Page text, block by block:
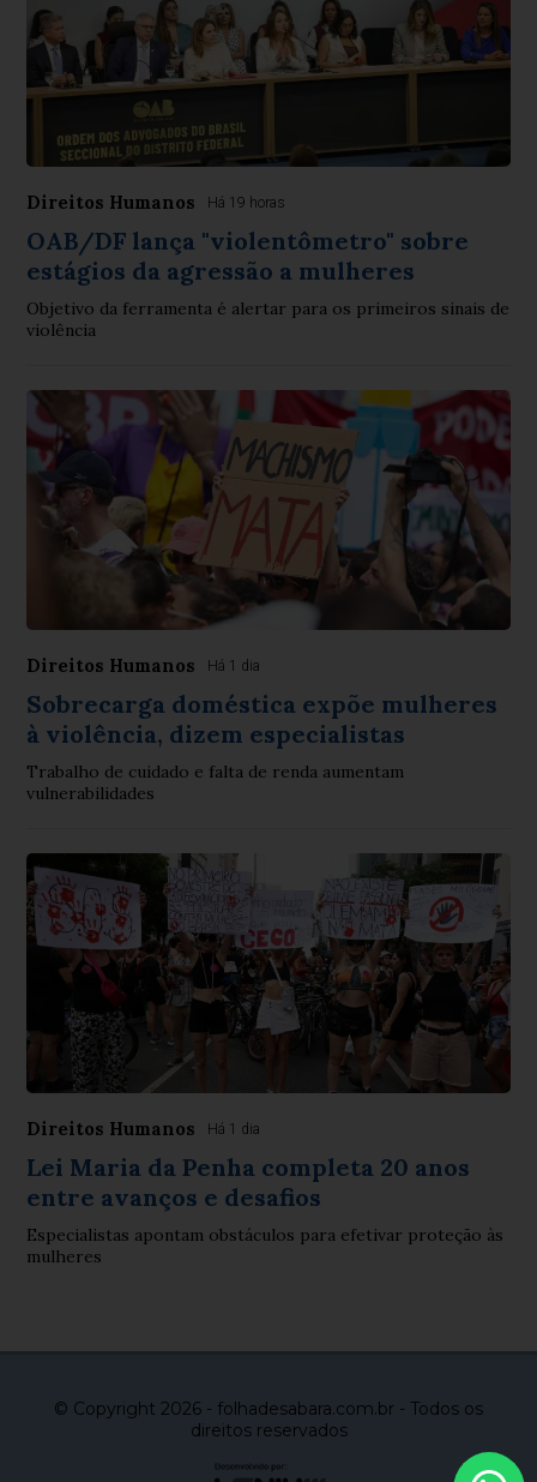
Direitos Humanos Há 19 horas
OAB/DF lança "violentômetro" sobre
estágios da agressão a mulheres
Objetivo da ferramenta é alertar para os primeiros sinais de
violência
Direitos Humanos Há 1 dia
Sobrecarga doméstica expõe mulheres
à violência, dizem especialistas
Trabalho de cuidado e falta de renda aumentam
vulnerabilidades
Direitos Humanos Há 1 dia
Lei Maria da Penha completa 20 anos
entre avanços e desafios
Especialistas apontam obstáculos para efetivar proteção às
mulheres
© Copyright 2026 - folhadesabara.com.br - Todos os
direitos reservados